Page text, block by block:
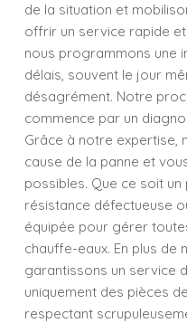
de la situation et
offrir un service rapide
nous programmons une
délais, souvent le jour
désagrément. Notre
commence par un
Grâce à notre expertise,
cause de la panne et
possibles. Que ce soit
résistance défectueuse
équipée pour gérer
chauffe-eaux. En plus de
garantissons un service
uniquement des pièces
respectant